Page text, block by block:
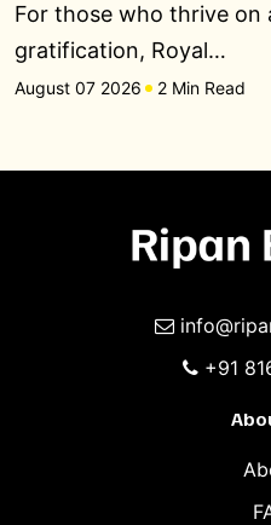
For those who thrive on
gratification, Royal…
August 07 2026 2 Min Read
+91